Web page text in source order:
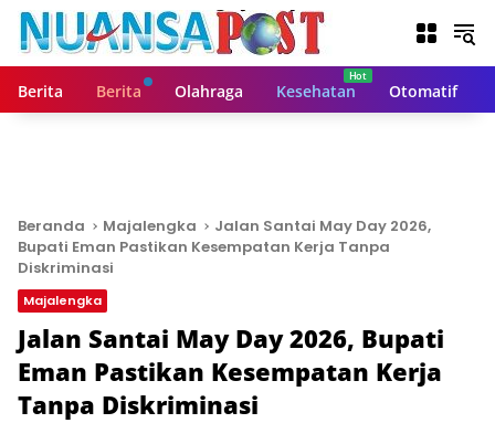
Berita Berita Olahraga Kesehatan Otomatif
Beranda Majalengka
Jalan Santai May Day 2026,
Bupati Eman Pastikan Kesempatan Kerja Tanpa
Diskriminasi
Majalengka
Jalan Santai May Day 2026, Bupati
Eman Pastikan Kesempatan Kerja
Tanpa Diskriminasi